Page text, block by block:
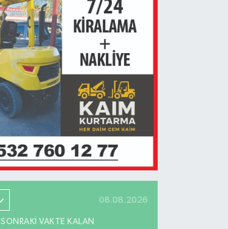
08.08.2026
SONRAKI VAKTE KALAN